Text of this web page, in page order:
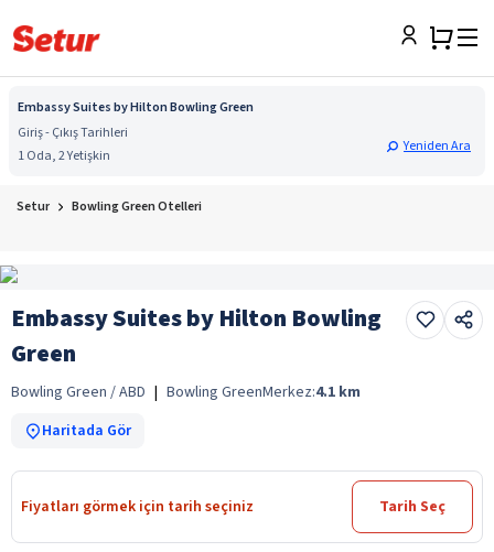
Embassy Suites by Hilton Bowling Green
Giriş - Çıkış Tarihleri
1 Oda, 2 Yetişkin
Yeniden Ara
Setur Bowling Green Otelleri
Embassy Suites by Hilton Bowling
Green
Bowling Green / ABD | Bowling GreenMerkez:4.1 km
Haritada Gör
Fiyatları görmek için tarih seçiniz Tarih Seç